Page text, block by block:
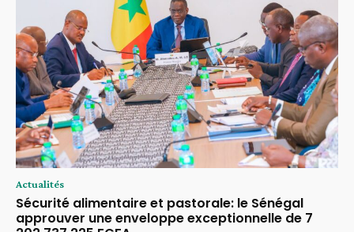
Actualités
Sécurité alimentaire et pastorale: le Sénégal
approuver une enveloppe exceptionnelle de 7